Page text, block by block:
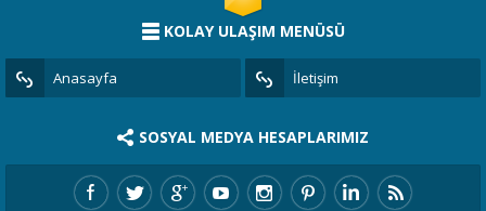
KOLAY ULAŞIM MENÜSÜ
Anasayfa İletişim
SOSYAL MEDYA HESAPLARIMIZ